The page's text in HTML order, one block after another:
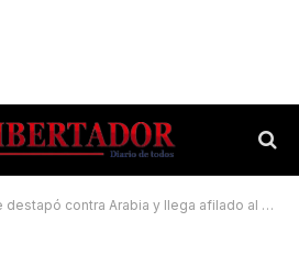
contra Arabia y llega afilado al partido contra la Argentina